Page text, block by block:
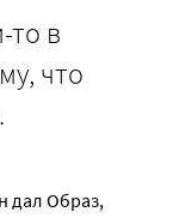
то в
что
дал Образ,